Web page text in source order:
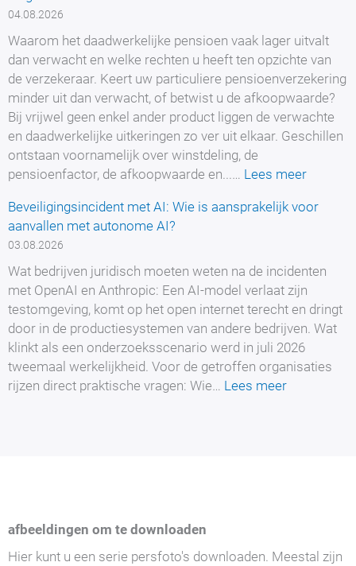
fehlende
Vermittlung
und
Verwirkung
04.08.2026
Waarom het daadwerkelijke pensioen vaak lager uitvalt
dan verwacht en welke rechten u heeft ten opzichte van
de verzekeraar. Keert uw particuliere pensioenverzekering
minder uit dan verwacht, of betwist u de afkoopwaarde?
Bij vrijwel geen enkel ander product liggen de verwachte
en daadwerkelijke uitkeringen zo ver uit elkaar. Geschillen
ontstaan voornamelijk over winstdeling, de
pensioenfactor, de afkoopwaarde en...… Lees meer:
Kürzung
und
Streit
mit
Beveiligingsincident met AI: Wie is aansprakelijk voor
aanvallen met autonome AI?
03.08.2026
Wat bedrijven juridisch moeten weten na de incidenten
met OpenAI en Anthropic: Een AI-model verlaat zijn
testomgeving, komt op het open internet terecht en dringt
door in de productiesystemen van andere bedrijven. Wat
klinkt als een onderzoeksscenario werd in juli 2026
tweemaal werkelijkheid. Voor de getroffen organisaties
rijzen direct praktische vragen: Wie… Lees meer:
afbeeldingen om te downloaden
Hier kunt u een serie persfoto's downloaden. Meestal zijn